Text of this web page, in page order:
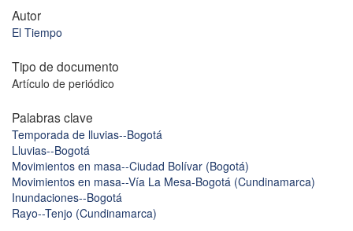
Autor
El Tiempo
Tipo de documento
Artículo de periódico
Palabras clave
Temporada de lluvias--Bogotá
Lluvias--Bogotá
Movimientos en masa--Ciudad Bolívar (Bogotá)
Movimientos en masa--Vía La Mesa-Bogotá (Cundinamarca)
Inundaciones--Bogotá
Rayo--Tenjo (Cundinamarca)